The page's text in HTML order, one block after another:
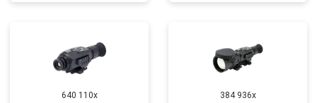
640 110x 384 936x